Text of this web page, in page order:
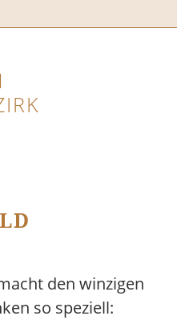
den winzigen
so speziell: